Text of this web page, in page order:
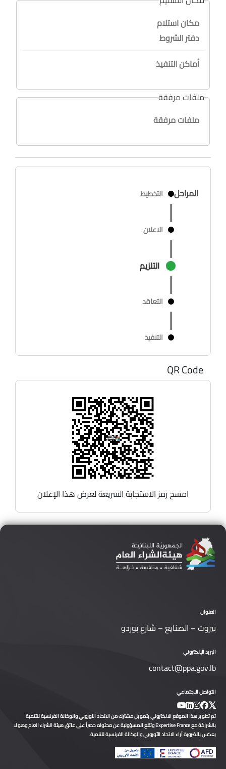
مكان استلام
دفتر الشروط
أماكن التنفيذ
ملفات مرفقة
ملفات مرفقة
المراحل التخطيط
الاعلان
التلزيم
التعاقد
التنفيذ
QR Code
امسح رمز الاستجابة السريعة لعرض هذا الإعلان
– الصنايع – شارع بوردو
الإلكتروني
الاجتماعي
تطوير هذا الموقع الالكتروني بتمويل مشترك من الاتحاد الأوروبي والوكالة الفرنسية للتنمية
بالشراكة مع Expertise France وتقع المسؤولية عن محتواه حصراً على عاتق هيئة الشراء العام وهو لا
بالضرورة آراء الاتحاد الأوروبي والوكالة الفرنسية للتنمية.